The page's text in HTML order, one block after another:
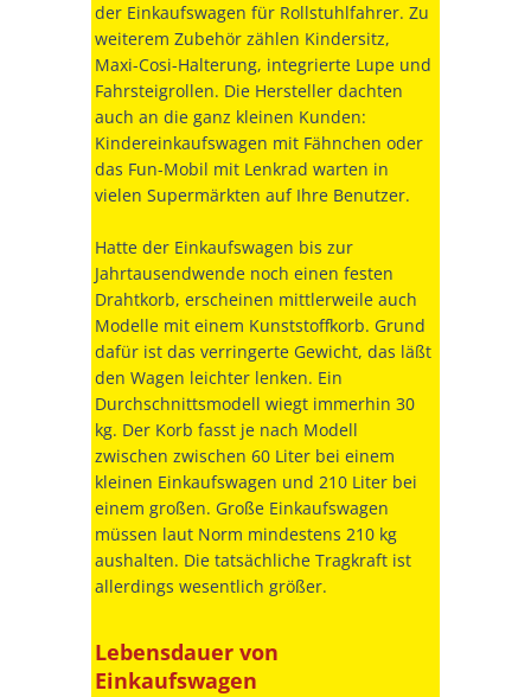
der Einkaufswagen für Rollstuhlfahrer. Zu
weiterem Zubehör zählen Kindersitz,
Maxi-Cosi-Halterung, integrierte Lupe und
Fahrsteigrollen. Die Hersteller dachten
auch an die ganz kleinen Kunden:
Kindereinkaufswagen mit Fähnchen oder
das Fun-Mobil mit Lenkrad warten in
vielen Supermärkten auf Ihre Benutzer.
Hatte der Einkaufswagen bis zur
Jahrtausendwende noch einen festen
Drahtkorb, erscheinen mittlerweile auch
Modelle mit einem Kunststoffkorb. Grund
dafür ist das verringerte Gewicht, das läßt
den Wagen leichter lenken. Ein
Durchschnittsmodell wiegt immerhin 30
kg. Der Korb fasst je nach Modell
zwischen zwischen 60 Liter bei einem
kleinen Einkaufswagen und 210 Liter bei
einem großen. Große Einkaufswagen
müssen laut Norm mindestens 210 kg
aushalten. Die tatsächliche Tragkraft ist
allerdings wesentlich größer.
Lebensdauer von
Einkaufswagen